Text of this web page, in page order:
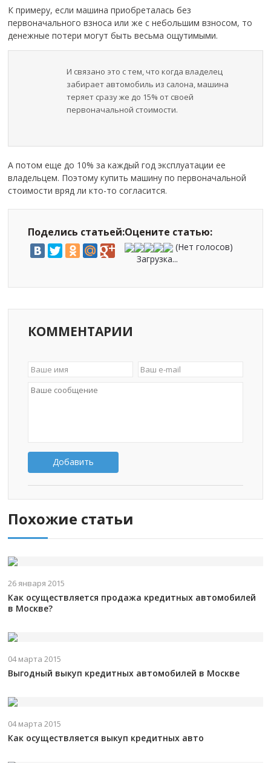
К примеру, если машина приобреталась без
первоначального взноса или же с небольшим взносом, то
денежные потери могут быть весьма ощутимыми.
И связано это с тем, что когда владелец
забирает автомобиль из салона, машина
теряет сразу же до 15% от своей
первоначальной стоимости.
А потом еще до 10% за каждый год эксплуатации ее
владельцем. Поэтому купить машину по первоначальной
стоимости вряд ли кто-то согласится.
Поделись статьей:Оцените статью:
(Нет голосов)
Загрузка...
КОММЕНТАРИИ
Добавить
Похожие статьи
26 января 2015
Как осуществляется продажа кредитных автомобилей
в Москве?
04 марта 2015
Выгодный выкуп кредитных автомобилей в Москве
04 марта 2015
Как осуществляется выкуп кредитных авто